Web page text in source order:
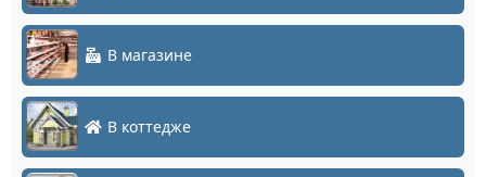
В магазине
В коттедже